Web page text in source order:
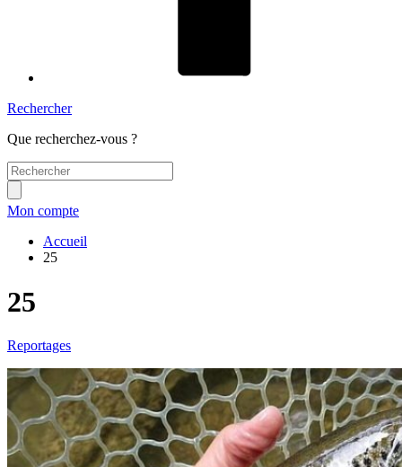
Rechercher
Que recherchez-vous ?
Mon compte
Accueil
25
25
Reportages